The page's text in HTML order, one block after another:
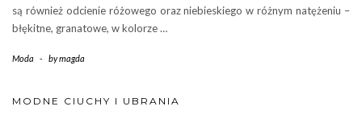
są również odcienie różowego oraz niebieskiego w różnym natężeniu –
błękitne, granatowe, w kolorze …
Moda - bymagda
MODNE CIUCHY I UBRANIA